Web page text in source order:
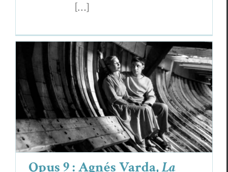
[…]
Opus 9 : Agnés Varda,La Pointe courte
(suite)
Essais & Chroniques
Opus 9 : Agnés Varda,La